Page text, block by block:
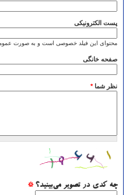
پست الکترونیکی
محتوای این فیلد خصوصی است و به صورت
صفحه خانگی
نظر شما*
چه کدی در تصویر می‌بینید؟*